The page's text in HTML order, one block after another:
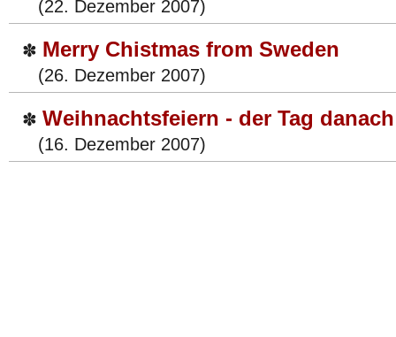
(22. Dezember 2007)
✽ Merry Chistmas from Sweden
(26. Dezember 2007)
✽ Weihnachtsfeiern - der Tag danach
(16. Dezember 2007)